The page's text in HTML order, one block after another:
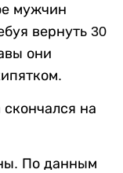
мужчин
вернуть 30
они
на
По данным